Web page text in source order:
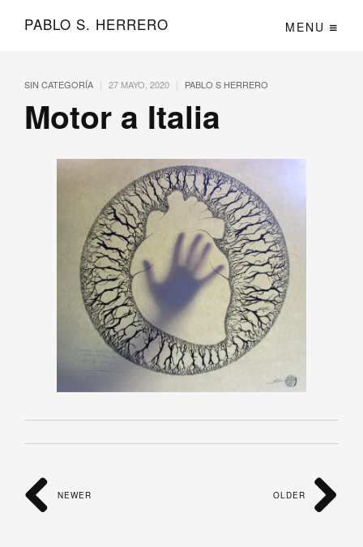
PABLO S. HERRERO MENU
SIN CATEGORÍA | 27 MAYO, 2020 | PABLO S HERRERO
Motor a Italia
OLDER
NEWER